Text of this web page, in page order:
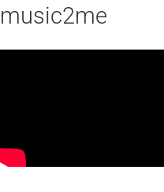
music2me